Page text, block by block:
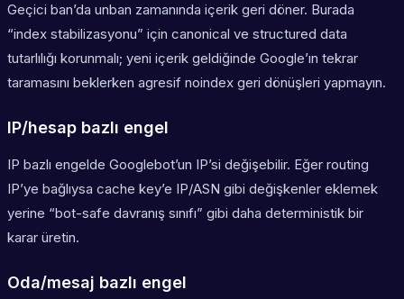
Geçici ban’da unban zamanında içerik geri döner. Burada
“index stabilizasyonu” için canonical ve structured data
tutarlılığı korunmalı; yeni içerik geldiğinde Google’ın tekrar
taramasını beklerken agresif noindex geri dönüşleri yapmayın.
IP/hesap bazlı engel
IP bazlı engelde Googlebot’un IP’si değişebilir. Eğer routing
IP’ye bağlıysa cache key’e IP/ASN gibi değişkenler eklemek
yerine “bot-safe davranış sınıfı” gibi daha deterministik bir
karar üretin.
Oda/mesaj bazlı engel